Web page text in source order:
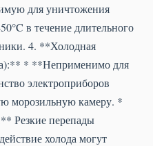
для уничтожения
в течение длительного
4. **Холодная
* **Неприменимо для
электроприборов
морозильную камеру. *
Резкие перепады
холода могут